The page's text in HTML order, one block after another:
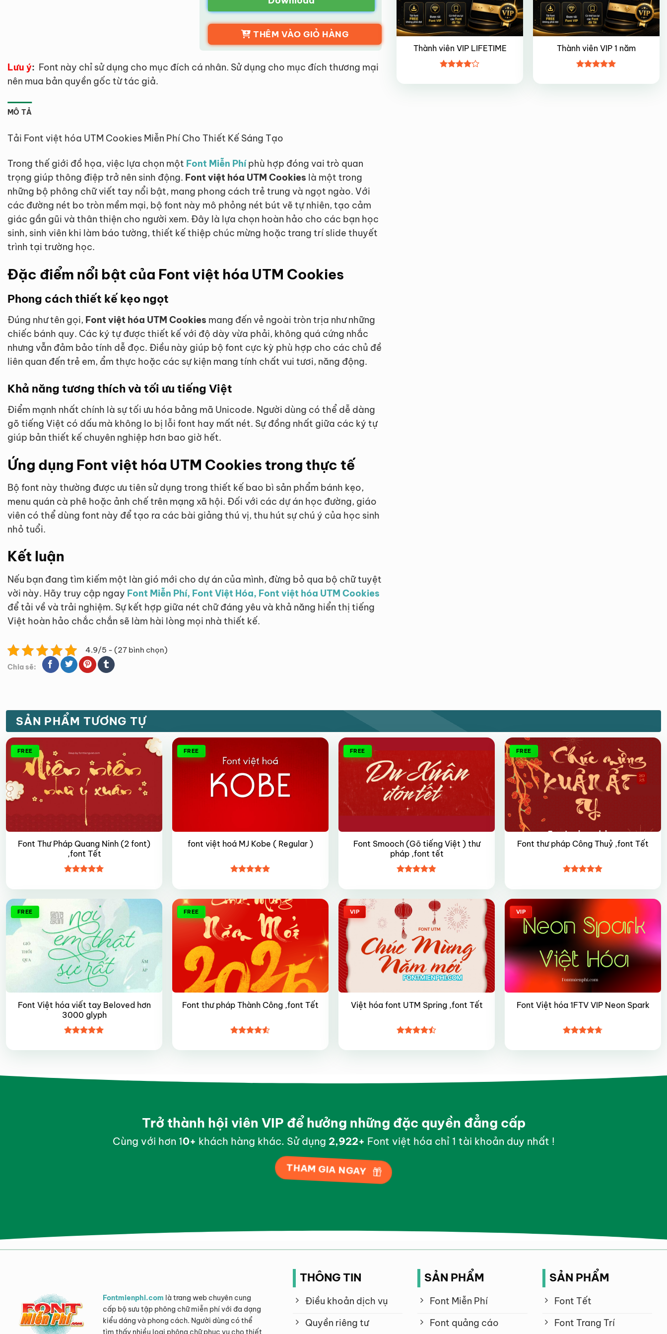
THÊM VÀO GIỎ HÀNG
Lưu ý: Font này chỉ sử dụng cho mục đích cá nhân. Sử dụng cho mục đích thương mại
nên mua bản quyền gốc từ tác giả.
MÔ TẢ
Tải Font việt hóa UTM Cookies Miễn Phí Cho Thiết Kế Sáng Tạo
Trong thế giới đồ họa, việc lựa chọn một Font Miễn Phíphù hợp đóng vai trò quan
trọng giúp thông điệp trở nên sinh động. Font việt hóa UTM Cookies là một trong
những bộ phông chữ viết tay nổi bật, mang phong cách trẻ trung và ngọt ngào. Với
các đường nét bo tròn mềm mại, bộ font này mô phỏng nét bút vẽ tự nhiên, tạo cảm
giác gần gũi và thân thiện cho người xem. Đây là lựa chọn hoàn hảo cho các bạn học
sinh, sinh viên khi làm báo tường, thiết kế thiệp chúc mừng hoặc trang trí slide thuyết
trình tại trường học.
Đặc điểm nổi bật của Font việt hóa UTM Cookies
Phong cách thiết kế kẹo ngọt
Đúng như tên gọi, Font việt hóa UTM Cookies mang đến vẻ ngoài tròn trịa như những
chiếc bánh quy. Các ký tự được thiết kế với độ dày vừa phải, không quá cứng nhắc
nhưng vẫn đảm bảo tính dễ đọc. Điều này giúp bộ font cực kỳ phù hợp cho các chủ đề
liên quan đến trẻ em, ẩm thực hoặc các sự kiện mang tính chất vui tươi, năng động.
Khả năng tương thích và tối ưu tiếng Việt
Điểm mạnh nhất chính là sự tối ưu hóa bảng mã Unicode. Người dùng có thể dễ dàng
gõ tiếng Việt có dấu mà không lo bị lỗi font hay mất nét. Sự đồng nhất giữa các ký tự
giúp bản thiết kế chuyên nghiệp hơn bao giờ hết.
Ứng dụng Font việt hóa UTM Cookies trong thực tế
Bộ font này thường được ưu tiên sử dụng trong thiết kế bao bì sản phẩm bánh kẹo,
menu quán cà phê hoặc ảnh chế trên mạng xã hội. Đối với các dự án học đường, giáo
viên có thể dùng font này để tạo ra các bài giảng thú vị, thu hút sự chú ý của học sinh
nhỏ tuổi.
Kết luận
Nếu bạn đang tìm kiếm một làn gió mới cho dự án của mình, đừng bỏ qua bộ chữ tuyệt
vời này. Hãy truy cập ngay Font Miễn Phí, Font Việt Hóa, Font việt hóa UTM Cookies
để tải về và trải nghiệm. Sự kết hợp giữa nét chữ đáng yêu và khả năng hiển thị tiếng
Việt hoàn hảo chắc chắn sẽ làm hài lòng mọi nhà thiết kế.
4.9/5 - (27 bình chọn)
Chia sẽ:
Thành viên VIP LIFETIME
xếp hạng
Thành viên VIP 1 năm
hạng55
SẢN PHẨM TƯƠNG TỰ
FREE
Font Thư Pháp Quang Ninh (2 font)
,font Tết
hạng55
FREE
font việt hoá MJ Kobe ( Regular )
hạng4.95
FREE
Font Smooch (Gõ tiếng Việt ) thư
pháp ,font tết
hạng4.85
FREE
Font thư pháp Công Thuỷ ,font Tết
hạng4.95
FREE
Font Việt hóa viết tay Beloved hơn
3000 glyph
hạng55
FREE
Font thư pháp Thành Công ,font Tết
hạng4.5
VIP
Việt hóa font UTM Spring ,font Tết
hạng4.45
VIP
Font Việt hóa 1FTV VIP Neon Spark
hạng4.75
Trở thành hội viên VIP để hưởng những đặc quyền đẳng cấp
Cùng với hơn 10+ khách hàng khác. Sử dụng 2,998+ Font việt hóa chỉ 1 tài khoản duy nhất !
THAM GIA NGAY
Fontmienphi.com là trang web chuyên cung
cấp bộ sưu tập phông chữ miễn phí với đa dạng
kiểu dáng và phong cách. Người dùng có thể
tìm thấy nhiều loại phông chữ phục vụ cho thiết
THÔNG TIN
Điều khoản dịch vụ
Quyền riêng tư
SẢN PHẨM
Font Miễn Phí
Font quảng cáo
SẢN PHẨM
Font Tết
Font Trang Trí